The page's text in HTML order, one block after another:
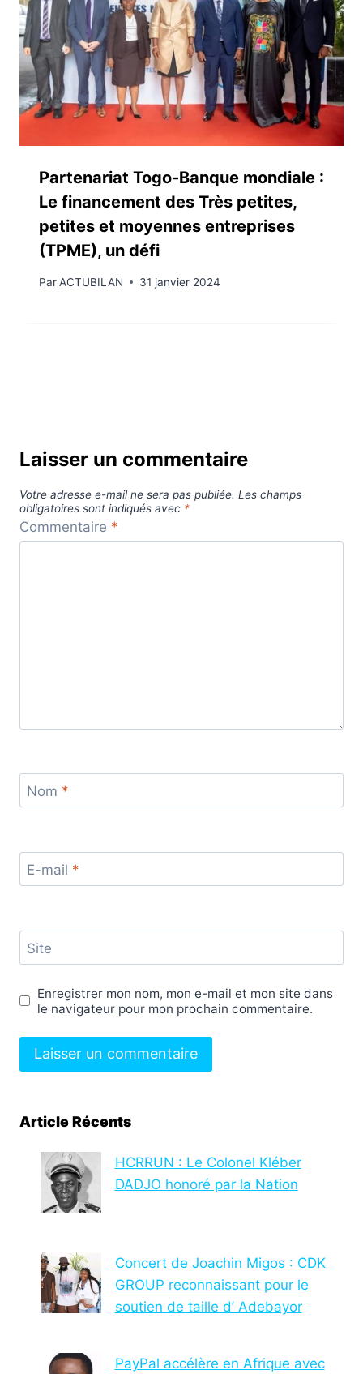
Partenariat Togo-Banque mondiale :
Le financement des Très petites,
petites et moyennes entreprises
(TPME), un défi
ParACTUBILAN 31 janvier 2024
Laisser un commentaire
Votre adresse e-mail ne sera pas publiée. Les champs
obligatoires sont indiqués avec *
Commentaire *
Nom *
E-mail *
Site
Enregistrer mon nom, mon e-mail et mon site dans
le navigateur pour mon prochain commentaire.
Article Récents
HCRRUN : Le Colonel Kléber
DADJO honoré par la Nation
Concert de Joachin Migos : CDK
GROUP reconnaissant pour le
soutien de taille d’ Adebayor
PayPal accélère en Afrique avec